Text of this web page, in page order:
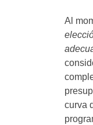
Al
curva